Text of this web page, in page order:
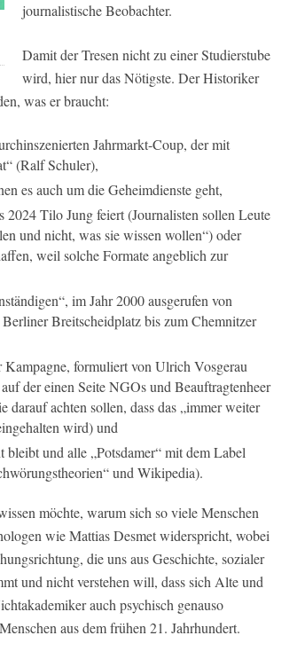
journalistische Beobachter.
Damit der Tresen nicht zu einer Studierstube
wird, hier nur das Nötigste. Der Historiker
was er braucht:
Jahrmarkt-Coup, der mit
(Ralf Schuler),
es auch um die Geheimdienste geht,
Tilo Jung feiert (Journalisten sollen Leute
und nicht, was sie wissen wollen“) oder
weil solche Formate angeblich zur
im Jahr 2000 ausgerufen von
Breitscheidplatz bis zum Chemnitzer
formuliert von Ulrich Vosgerau
der einen Seite NGOs und Beauftragtenheer
darauf achten sollen, dass das „immer weiter
wird) und
und alle „Potsdamer“ mit dem Label
und Wikipedia).
möchte, warum sich so viele Menschen
wie Mattias Desmet widerspricht, wobei
die uns aus Geschichte, sozialer
und nicht verstehen will, dass sich Alte und
auch psychisch genauso
aus dem frühen 21. Jahrhundert.